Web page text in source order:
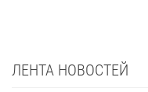
ЛЕНТА НОВОСТЕЙ